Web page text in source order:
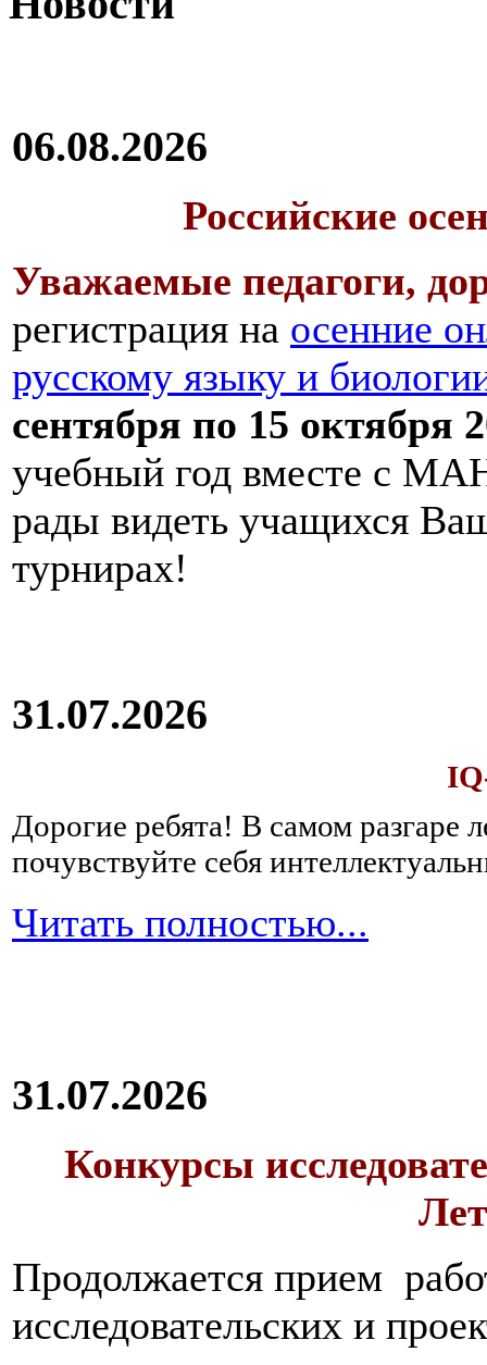
06.08.2026
Российские
Уважаемые педагоги,
регистрация на осенние
русскому языку и
сентября по 15 октября
учебный год вместе с
рады видеть учащихся
турнирах!
31.07.2026
Дорогие ребята! В самом разгаре
почувствуйте себя
Читать полностью...
31.07.2026
Конкурсы
Продолжается прием
исследовательских и